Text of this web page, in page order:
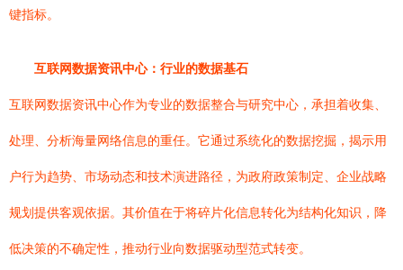
键指标。
互联网数据资讯中心：行业的数据基石
互联网数据资讯中心作为专业的数据整合与研究中心，承担着收集、
处理、分析海量网络信息的重任。它通过系统化的数据挖掘，揭示用
户行为趋势、市场动态和技术演进路径，为政府政策制定、企业战略
规划提供客观依据。其价值在于将碎片化信息转化为结构化知识，降
低决策的不确定性，推动行业向数据驱动型范式转变。